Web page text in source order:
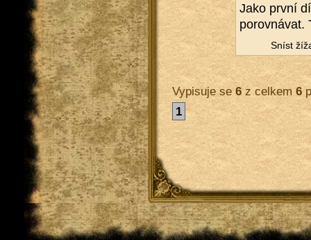
Jako první
po­rov­ná­vat.
Sníst
Vypisuje se6z celkem6
1